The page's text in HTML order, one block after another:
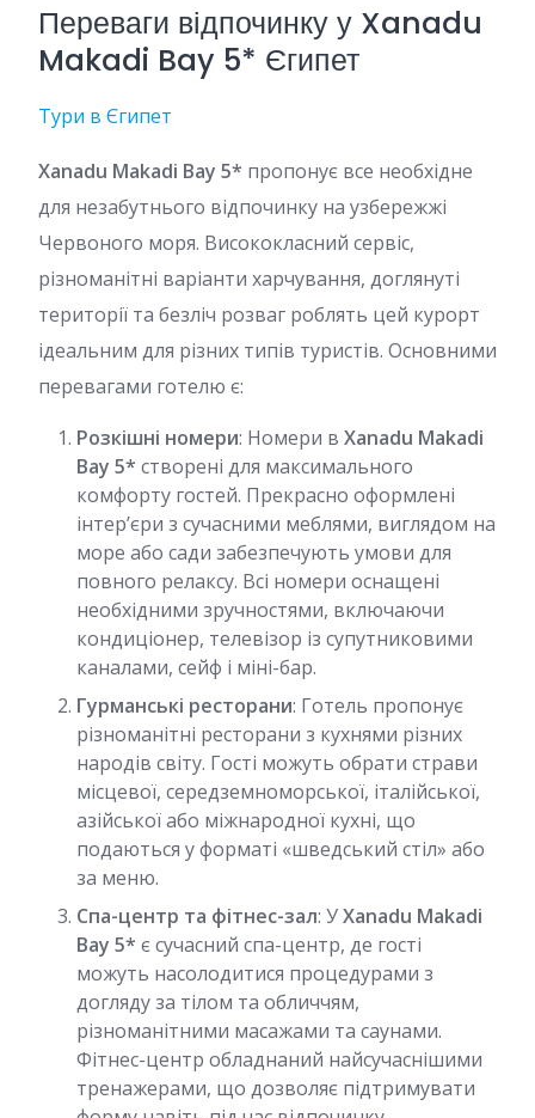
Переваги відпочинку у Xanadu
Makadi Bay 5* Єгипет
Тури в Єгипет
Xanadu Makadi Bay 5* пропонує все необхідне
для незабутнього відпочинку на узбережжі
Червоного моря. Висококласний сервіс,
різноманітні варіанти харчування, доглянуті
території та безліч розваг роблять цей курорт
ідеальним для різних типів туристів. Основними
перевагами готелю є:
Розкішні номери: Номери в Xanadu Makadi
Bay 5* створені для максимального
комфорту гостей. Прекрасно оформлені
інтер’єри з сучасними меблями, виглядом на
море або сади забезпечують умови для
повного релаксу. Всі номери оснащені
необхідними зручностями, включаючи
кондиціонер, телевізор із супутниковими
каналами, сейф і міні-бар.
Гурманські ресторани: Готель пропонує
різноманітні ресторани з кухнями різних
народів світу. Гості можуть обрати страви
місцевої, середземноморської, італійської,
азійської або міжнародної кухні, що
подаються у форматі «шведський стіл» або
за меню.
Спа-центр та фітнес-зал: УXanadu Makadi
Bay 5* є сучасний спа-центр, де гості
можуть насолодитися процедурами з
догляду за тілом та обличчям,
різноманітними масажами та саунами.
Фітнес-центр обладнаний найсучаснішими
тренажерами, що дозволяє підтримувати